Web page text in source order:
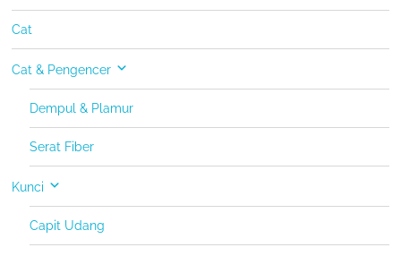
Cat
Cat & Pengencer
Dempul & Plamur
Serat Fiber
Kunci
Capit Udang